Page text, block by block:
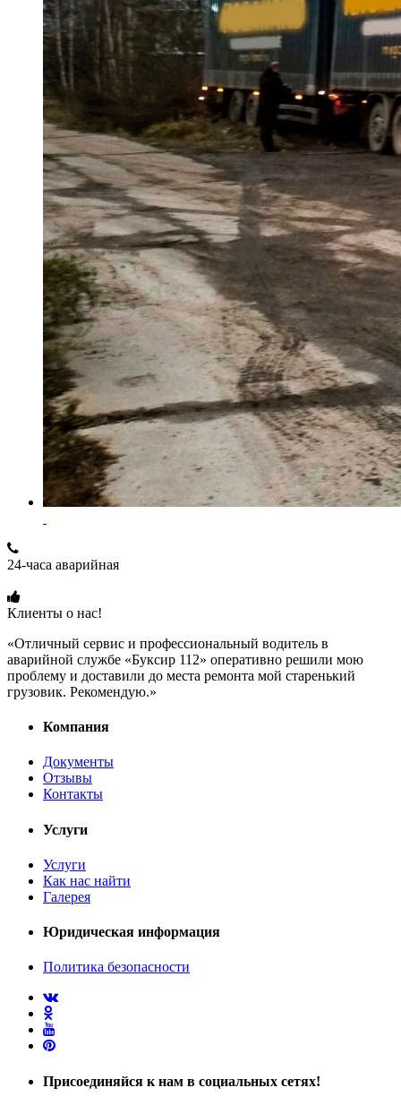
24-часа аварийная
Клиенты о нас!
«Отличный сервис и профессиональный водитель в
аварийной службе «Буксир 112» оперативно решили мою
проблему и доставили до места ремонта мой старенький
грузовик. Рекомендую.»
Компания
Документы
Отзывы
Контакты
Услуги
Услуги
Как нас найти
Галерея
Юридическая информация
Политика безопасности
Присоединяйся к нам в социальных сетях!